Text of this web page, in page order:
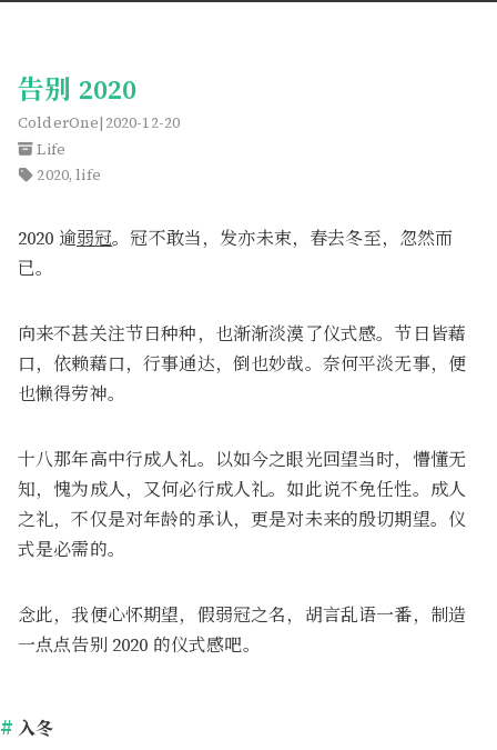
告别 2020
ColderOne 2020-12-20
Life
2020,life
2020 逾弱冠。冠不敢当，发亦未束，春去冬至，忽然而
已。
向来不甚关注节日种种，也渐渐淡漠了仪式感。节日皆藉
口，依赖藉口，行事通达，倒也妙哉。奈何平淡无事，便
也懒得劳神。
十八那年高中行成人礼。以如今之眼光回望当时，懵懂无
知，愧为成人，又何必行成人礼。如此说不免任性。成人
之礼，不仅是对年龄的承认，更是对未来的殷切期望。仪
式是必需的。
念此，我便心怀期望，假弱冠之名，胡言乱语一番，制造
一点点告别 2020 的仪式感吧。
入冬